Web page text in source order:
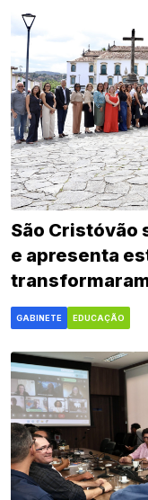
São Cristóvão
e apresenta
municipal
GABINETE EDUCAÇÃO